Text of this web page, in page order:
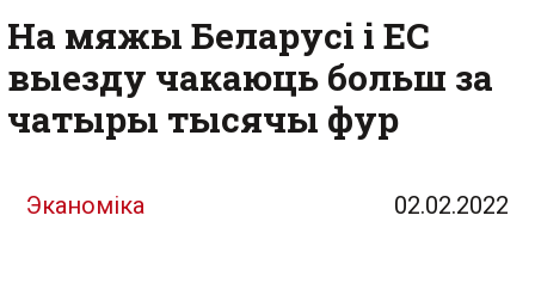
На мяжы Беларусі і ЕС
выезду чакаюць больш за
чатыры тысячы фур
Эканоміка 02.02.2022